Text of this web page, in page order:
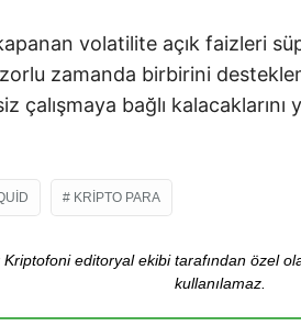
volatilite açık faizleri
zamanda birbirini
çalışmaya bağlı kalacaklarını
KRIPTO PARA
editoryal ekibi tarafından özel
kullanılamaz.